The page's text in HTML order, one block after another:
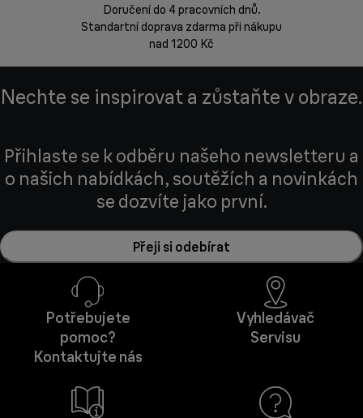
Doručení do 4 pracovních dnů.
Standartní doprava zdarma při nákupu
nad 1200 Kč
Nechte se inspirovat a zůstaňte v obraze.
Přihlaste se k odběru našeho newsletteru a
o našich nabídkách, soutěžích a novinkách
se dozvíte jako první.
Přeji si odebírat
Potřebujete
pomoc?
Kontaktujte nás
Vyhledávač
Servisu